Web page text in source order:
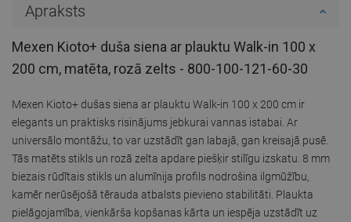
Apraksts
Mexen Kioto+ duša siena ar plauktu Walk-in 100 x
200 cm, matēta, rozā zelts - 800-100-121-60-30
Mexen Kioto+ dušas siena ar plauktu Walk-in 100 x 200 cm ir
elegants un praktisks risinājums jebkurai vannas istabai. Ar
universālo montāžu, to var uzstādīt gan labajā, gan kreisajā pusē.
Tās matēts stikls un rozā zelta apdare piešķir stilīgu izskatu. 8 mm
biezais rūdītais stikls un alumīnija profils nodrošina ilgmūžību,
kamēr nerūsējošā tērauda atbalsts pievieno stabilitāti. Plaukta
pielāgojamība, vienkārša kopšanas kārta un iespēja uzstādīt uz